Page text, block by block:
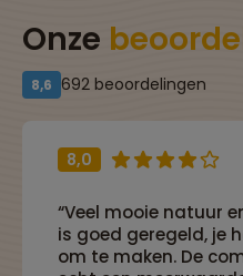
Onze
8,6 692 beoordelingen
8,0
“Veel mooie natuur
is goed geregeld, je
om te maken. De